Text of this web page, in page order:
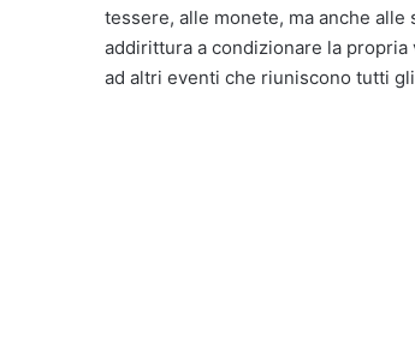
tessere, alle monete, ma anche
addirittura a condizionare la propria
ad altri eventi che riuniscono tutti